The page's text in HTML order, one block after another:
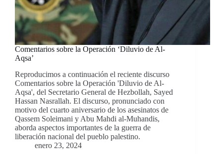
Comentarios sobre la Operación ‘Diluvio de Al-
Aqsa’
Reproducimos a continuación el reciente discurso
Comentarios sobre la Operación 'Diluvio de Al-
Aqsa', del Secretario General de Hezbollah, Sayed
Hassan Nasrallah. El discurso, pronunciado con
motivo del cuarto aniversario de los asesinatos de
Qassem Soleimani y Abu Mahdi al-Muhandis,
aborda aspectos importantes de la guerra de
liberación nacional del pueblo palestino.
enero 23, 2024